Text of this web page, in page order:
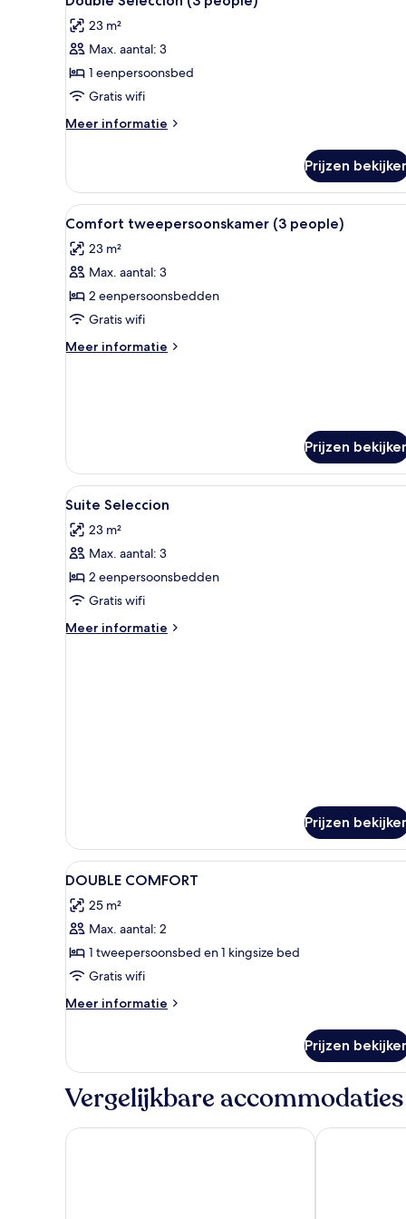
foto's
voor
Double
Seleccion
(3
people)
laden
23 m²
Max. aantal: 3
1 eenpersoonsbed
Gratis wifi
Meer informatie
Meer
Seleccion
(3
people)
Prijzen
Alle
foto's
voor
Comfort
tweepersoonskamer
(3
people)
laden
Een hotelkamer met een
9
Comfort tweepersoonskamer (3 people)
23 m²
Max. aantal: 3
2 eenpersoonsbedden
Gratis wifi
Meer informatie
Meer
Prijzen
Alle
foto's
voor
Suite
Seleccion
laden
Een hemelbed met een witte
12
Suite Seleccion
23 m²
Max. aantal: 3
2 eenpersoonsbedden
Gratis wifi
Meer informatie
Meer
Prijzen
Alle
foto's
voor
DOUBLE
COMFORT
laden
Een hotelkamer met een
2
DOUBLE COMFORT
25 m²
Max. aantal: 2
1 tweepersoonsbed en 1 kingsize bed
Gratis wifi
Meer informatie
Meer
COMFORT
Prijzen
Vergelijkbare accommodaties
Hotel Estepona Plaza Hotel El Pilar